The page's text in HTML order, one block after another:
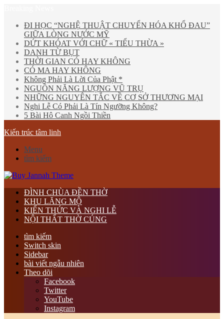
ĐI HỌC “NGHỆ THUẬT CHUYỂN HÓA KHỔ ĐAU”
GIỮA LÒNG NƯỚC MỸ
DỨT KHÓAT VỚI CHỮ « TIỂU THỪA »
DANH TỪ BỤT
THỜI GIAN CÓ HAY KHÔNG
CÓ MA HAY KHÔNG
Không Phải Là Lời Của Phật *
NGUỒN NĂNG LƯỢNG VŨ TRỤ
NHỮNG NGUYÊN TẮC VỀ CƠ SỞ THƯƠNG MẠI
Nghi Lễ Có Phải Là Tín Ngưỡng Không?
5 Bài Hô Canh Ngồi Thiền
Kiến trúc tâm linh
Menu
tìm kiếm
ĐÌNH CHÙA ĐỀN THỜ
KHU LĂNG MỘ
KIẾN THỨC VÀ NGHI LỄ
NỘI THẤT THỜ CÚNG
tìm kiếm
Switch skin
Sidebar
bài viết ngẫu nhiên
Theo dõi
Facebook
Twitter
YouTube
Instagram